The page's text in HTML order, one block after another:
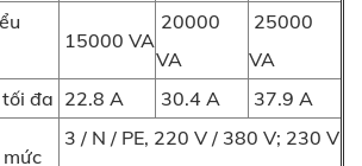
15000 VA
20000
VA
25000
VA
đa 22.8 A 30.4 A 37.9 A
3 / N / PE, 220 V / 380 V; 230 V